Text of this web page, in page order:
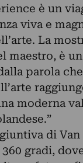
è un
viva e
La
maestro, è
parola
moderna
di
gradi,